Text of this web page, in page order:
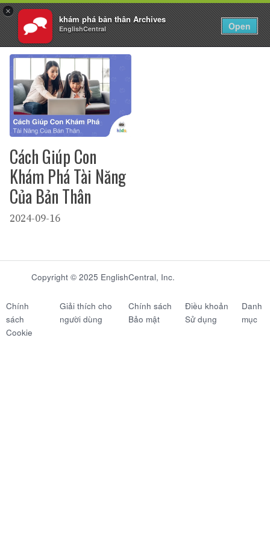
×
khám phá bản thân Archives
EnglishCentral Open
Đăng nhập VI
Chuyển
đến
dung
Cách Giúp Con
Khám Phá Tài Năng
Của Bản Thân
2024-09-16
Copyright © 2025 EnglishCentral, Inc.
Chính
sách
Cookie
Giải thích cho
người dùng
Chính sách
Bảo mật
Điều khoản
Sử dụng
Danh
mục